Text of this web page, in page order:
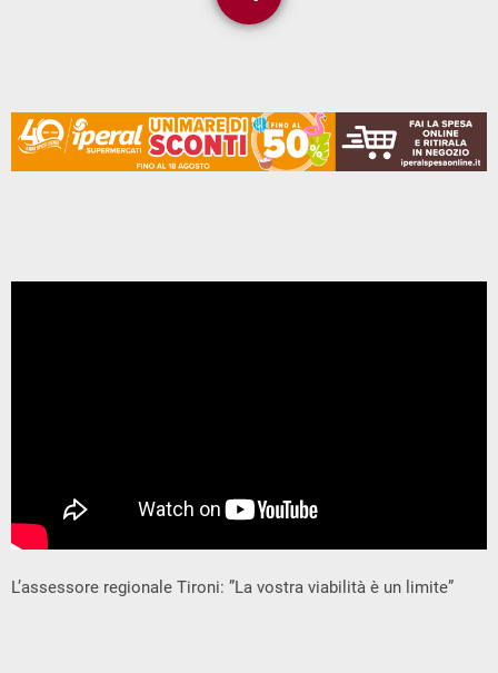
L’assessore regionale Tironi: ”La vostra viabilità è un limite”